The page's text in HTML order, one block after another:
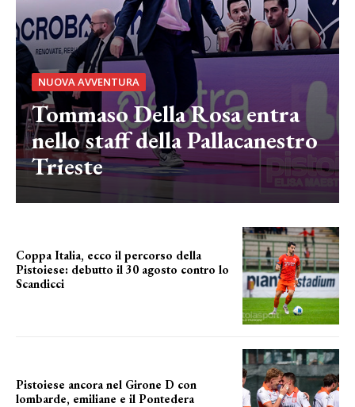
NUOVA AVVENTURA
Tommaso Della Rosa entra
nello staff della Pallacanestro
Trieste
Coppa Italia, ecco il percorso della
Pistoiese: debutto il 30 agosto contro lo
Scandicci
Pistoiese ancora nel Girone D con
lombarde, emiliane e il Pontedera